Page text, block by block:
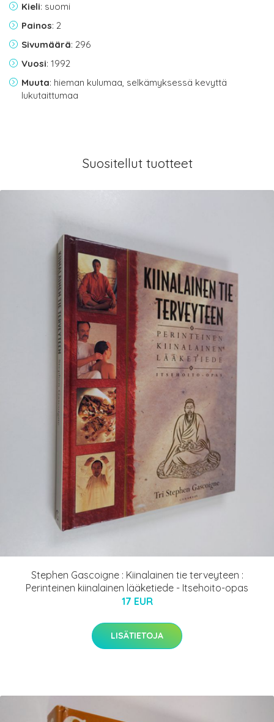
Kieli: suomi
Painos: 2
Sivumäärä: 296
Vuosi: 1992
Muuta: hieman kulumaa, selkämyksessä kevyttä
lukutaittumaa
Suositellut tuotteet
Stephen Gascoigne : Kiinalainen tie terveyteen :
Perinteinen kiinalainen lääketiede - Itsehoito-opas
17 EUR
LISÄTIETOJA